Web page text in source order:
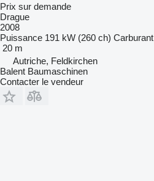
Prix sur demande
Drague
2008
Puissance 191 kW (260 ch) Carburant
20 m
Autriche, Feldkirchen
Balent Baumaschinen
Contacter le vendeur